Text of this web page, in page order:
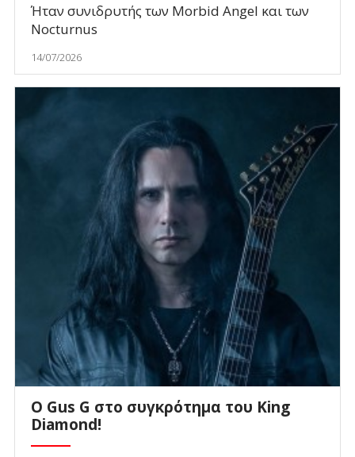
Ήταν συνιδρυτής των Morbid Angel και των
Nocturnus
14/07/2026
O Gus G στο συγκρότημα του King
Diamond!